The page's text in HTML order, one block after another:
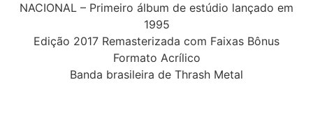
NACIONAL – Primeiro álbum de estúdio lançado em
1995
Edição 2017 Remasterizada com Faixas Bônus
Formato Acrílico
Banda brasileira de Thrash Metal